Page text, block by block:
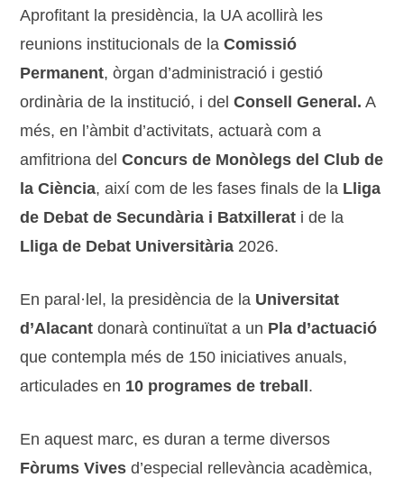
Aprofitant la presidència, la UA acollirà les
reunions institucionals de laComissió
Permanent, òrgan d’administració i gestió
ordinària de la institució, i delConsell General. A
més, en l’àmbit d’activitats, actuarà com a
amfitriona delConcurs de Monòlegs del Club de
la Ciència, així com de les fases finals de la Lliga
de Debat de Secundària i Batxillerat i de la
Lliga de Debat Universitària 2026.
En paral·lel, la presidència de la Universitat
d’Alacant donarà continuïtat a un Pla d’actuació
que contempla més de 150 iniciatives anuals,
articulades en 10 programes de treball .
En aquest marc, es duran a terme diversos
Fòrums Vives d’especial rellevància acadèmica,